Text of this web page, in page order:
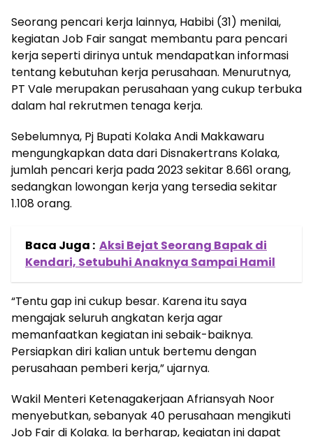
Seorang pencari kerja lainnya, Habibi (31) menilai,
kegiatan Job Fair sangat membantu para pencari
kerja seperti dirinya untuk mendapatkan informasi
tentang kebutuhan kerja perusahaan. Menurutnya,
PT Vale merupakan perusahaan yang cukup terbuka
dalam hal rekrutmen tenaga kerja.
Sebelumnya, Pj Bupati Kolaka Andi Makkawaru
mengungkapkan data dari Disnakertrans Kolaka,
jumlah pencari kerja pada 2023 sekitar 8.661 orang,
sedangkan lowongan kerja yang tersedia sekitar
1.108 orang.
Baca Juga : Aksi Bejat Seorang Bapak di
Kendari, Setubuhi Anaknya Sampai Hamil
“Tentu gap ini cukup besar. Karena itu saya
mengajak seluruh angkatan kerja agar
memanfaatkan kegiatan ini sebaik-baiknya.
Persiapkan diri kalian untuk bertemu dengan
perusahaan pemberi kerja,” ujarnya.
Wakil Menteri Ketenagakerjaan Afriansyah Noor
menyebutkan, sebanyak 40 perusahaan mengikuti
Job Fair di Kolaka. Ia berharap, kegiatan ini dapat